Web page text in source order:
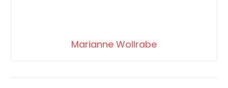
Marianne Wollrabe